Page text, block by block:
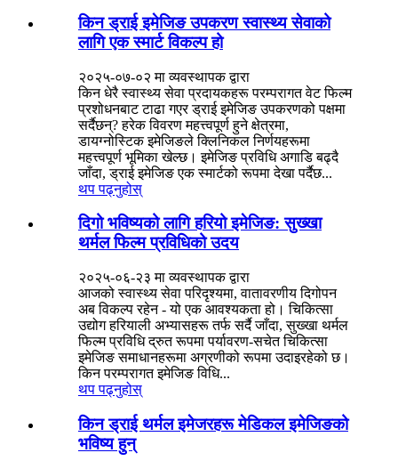
किन ड्राई इमेजिङ उपकरण स्वास्थ्य सेवाको
लागि एक स्मार्ट विकल्प हो
२०२५-०७-०२ मा व्यवस्थापक द्वारा
किन धेरै स्वास्थ्य सेवा प्रदायकहरू परम्परागत वेट फिल्म
प्रशोधनबाट टाढा गएर ड्राई इमेजिङ उपकरणको पक्षमा
सर्दैछन्? हरेक विवरण महत्त्वपूर्ण हुने क्षेत्रमा,
डायग्नोस्टिक इमेजिङले क्लिनिकल निर्णयहरूमा
महत्त्वपूर्ण भूमिका खेल्छ। इमेजिङ प्रविधि अगाडि बढ्दै
जाँदा, ड्राई इमेजिङ एक स्मार्टको रूपमा देखा पर्दैछ...
थप पढ्नुहोस्
दिगो भविष्यको लागि हरियो इमेजिङ: सुख्खा
थर्मल फिल्म प्रविधिको उदय
२०२५-०६-२३ मा व्यवस्थापक द्वारा
आजको स्वास्थ्य सेवा परिदृश्यमा, वातावरणीय दिगोपन
अब विकल्प रहेन - यो एक आवश्यकता हो। चिकित्सा
उद्योग हरियाली अभ्यासहरू तर्फ सर्दै जाँदा, सुख्खा थर्मल
फिल्म प्रविधि द्रुत रूपमा पर्यावरण-सचेत चिकित्सा
इमेजिङ समाधानहरूमा अग्रणीको रूपमा उदाइरहेको छ।
किन परम्परागत इमेजिङ विधि...
थप पढ्नुहोस्
किन ड्राई थर्मल इमेजरहरू मेडिकल इमेजिङको
भविष्य हुन्